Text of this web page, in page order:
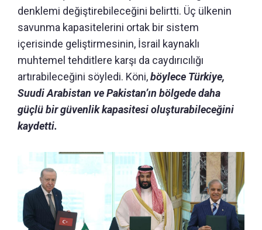
denklemi değiştirebileceğini belirtti. Üç ülkenin
savunma kapasitelerini ortak bir sistem
içerisinde geliştirmesinin, İsrail kaynaklı
muhtemel tehditlere karşı da caydırıcılığı
artırabileceğini söyledi. Köni,böylece Türkiye,
Suudi Arabistan ve Pakistan’ın bölgede daha
güçlü bir güvenlik kapasitesi oluşturabileceğini
kaydetti.